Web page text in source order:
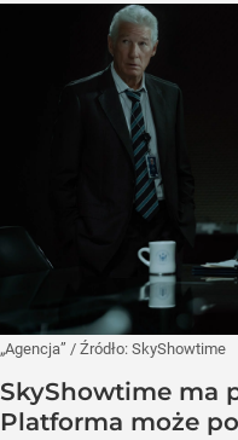
„Agencja” / Źródło: SkyShowtime
SkyShowtime ma
Platforma może